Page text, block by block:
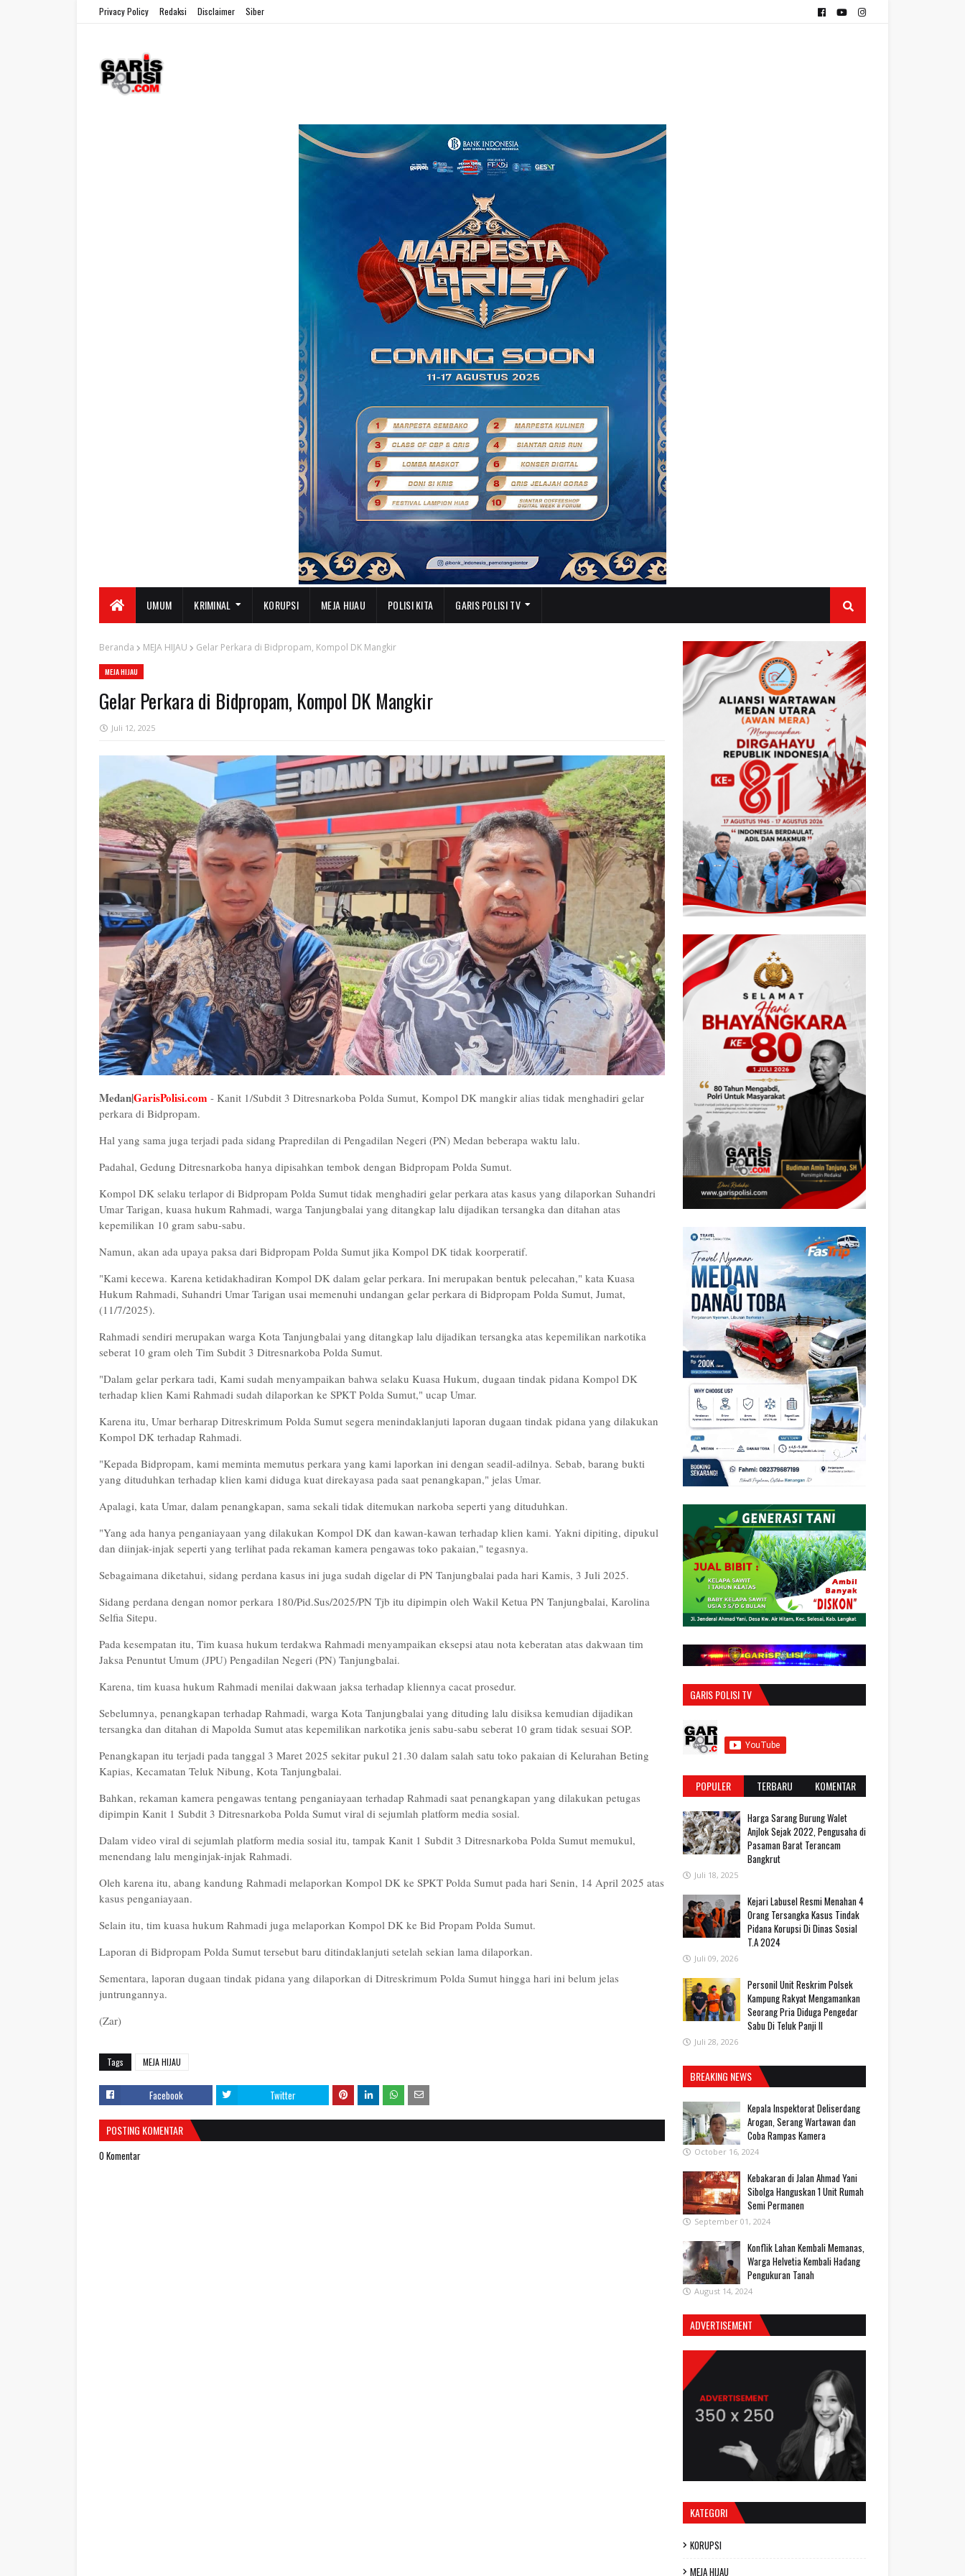
Privacy Policy Redaksi Disclaimer Siber
UMUM KRIMINAL KORUPSI MEJA HIJAU POLISI KITA GARIS POLISI TV
Beranda MEJA HIJAU Gelar Perkara di Bidpropam, Kompol DK Mangkir
MEJA HIJAU
Gelar Perkara di Bidpropam, Kompol DK Mangkir
Juli 12, 2025
Medan|GarisPolisi.com - Kanit 1/Subdit 3 Ditresnarkoba Polda Sumut, Kompol DK mangkir alias tidak menghadiri gelar
perkara di Bidpropam.
Hal yang sama juga terjadi pada sidang Prapredilan di Pengadilan Negeri (PN) Medan beberapa waktu lalu.
Padahal, Gedung Ditresnarkoba hanya dipisahkan tembok dengan Bidpropam Polda Sumut.
Kompol DK selaku terlapor di Bidpropam Polda Sumut tidak menghadiri gelar perkara atas kasus yang dilaporkan Suhandri
Umar Tarigan, kuasa hukum Rahmadi, warga Tanjungbalai yang ditangkap lalu dijadikan tersangka dan ditahan atas
kepemilikan 10 gram sabu-sabu.
Namun, akan ada upaya paksa dari Bidpropam Polda Sumut jika Kompol DK tidak koorperatif.
"Kami kecewa. Karena ketidakhadiran Kompol DK dalam gelar perkara. Ini merupakan bentuk pelecahan," kata Kuasa
Hukum Rahmadi, Suhandri Umar Tarigan usai memenuhi undangan gelar perkara di Bidpropam Polda Sumut, Jumat,
(11/7/2025).
Rahmadi sendiri merupakan warga Kota Tanjungbalai yang ditangkap lalu dijadikan tersangka atas kepemilikan narkotika
seberat 10 gram oleh Tim Subdit 3 Ditresnarkoba Polda Sumut.
"Dalam gelar perkara tadi, Kami sudah menyampaikan bahwa selaku Kuasa Hukum, dugaan tindak pidana Kompol DK
terhadap klien Kami Rahmadi sudah dilaporkan ke SPKT Polda Sumut," ucap Umar.
Karena itu, Umar berharap Ditreskrimum Polda Sumut segera menindaklanjuti laporan dugaan tindak pidana yang dilakukan
Kompol DK terhadap Rahmadi.
"Kepada Bidpropam, kami meminta memutus perkara yang kami laporkan ini dengan seadil-adilnya. Sebab, barang bukti
yang dituduhkan terhadap klien kami diduga kuat direkayasa pada saat penangkapan," jelas Umar.
Apalagi, kata Umar, dalam penangkapan, sama sekali tidak ditemukan narkoba seperti yang dituduhkan.
"Yang ada hanya penganiayaan yang dilakukan Kompol DK dan kawan-kawan terhadap klien kami. Yakni dipiting, dipukul
dan diinjak-injak seperti yang terlihat pada rekaman kamera pengawas toko pakaian," tegasnya.
Sebagaimana diketahui, sidang perdana kasus ini juga sudah digelar di PN Tanjungbalai pada hari Kamis, 3 Juli 2025.
Sidang perdana dengan nomor perkara 180/Pid.Sus/2025/PN Tjb itu dipimpin oleh Wakil Ketua PN Tanjungbalai, Karolina
Selfia Sitepu.
Pada kesempatan itu, Tim kuasa hukum terdakwa Rahmadi menyampaikan eksepsi atau nota keberatan atas dakwaan tim
Jaksa Penuntut Umum (JPU) Pengadilan Negeri (PN) Tanjungbalai.
Karena, tim kuasa hukum Rahmadi menilai dakwaan jaksa terhadap kliennya cacat prosedur.
Sebelumnya, penangkapan terhadap Rahmadi, warga Kota Tanjungbalai yang dituding lalu disiksa kemudian dijadikan
tersangka dan ditahan di Mapolda Sumut atas kepemilikan narkotika jenis sabu-sabu seberat 10 gram tidak sesuai SOP.
Penangkapan itu terjadi pada tanggal 3 Maret 2025 sekitar pukul 21.30 dalam salah satu toko pakaian di Kelurahan Beting
Kapias, Kecamatan Teluk Nibung, Kota Tanjungbalai.
Bahkan, rekaman kamera pengawas tentang penganiayaan terhadap Rahmadi saat penangkapan yang dilakukan petugas
dipimpin Kanit 1 Subdit 3 Ditresnarkoba Polda Sumut viral di sejumlah platform media sosial.
Dalam video viral di sejumlah platform media sosial itu, tampak Kanit 1 Subdit 3 Ditresnarkoba Polda Sumut memukul,
menendang lalu menginjak-injak Rahmadi.
Oleh karena itu, abang kandung Rahmadi melaporkan Kompol DK ke SPKT Polda Sumut pada hari Senin, 14 April 2025 atas
kasus penganiayaan.
Selain itu, tim kuasa hukum Rahmadi juga melaporkan Kompol DK ke Bid Propam Polda Sumut.
Laporan di Bidpropam Polda Sumut tersebut baru ditindaklanjuti setelah sekian lama dilaporkan.
Sementara, laporan dugaan tindak pidana yang dilaporkan di Ditreskrimum Polda Sumut hingga hari ini belum jelas
juntrungannya.
(Zar)
Tags MEJA HIJAU
Facebook Twitter
POSTING KOMENTAR
0 Komentar
GARIS POLISI TV
POPULER TERBARU KOMENTAR
Harga Sarang Burung Walet
Anjlok Sejak 2022, Pengusaha di
Pasaman Barat Terancam
Bangkrut
Juli 18, 2025
‎Kejari Labusel Resmi Menahan 4
Orang Tersangka Kasus Tindak
Pidana Korupsi Di Dinas Sosial
T.A 2024
Juli 09, 2026
Personil Unit Reskrim Polsek
Kampung Rakyat Mengamankan
Seorang Pria Diduga Pengedar
Sabu Di Teluk Panji II
Juli 28, 2026
BREAKING NEWS
Kepala Inspektorat Deliserdang
Arogan, Serang Wartawan dan
Coba Rampas Kamera
October 16, 2024
Kebakaran di Jalan Ahmad Yani
Sibolga Hanguskan 1 Unit Rumah
Semi Permanen
September 01, 2024
Konflik Lahan Kembali Memanas,
Warga Helvetia Kembali Hadang
Pengukuran Tanah
August 14, 2024
ADVERTISEMENT
KATEGORI
KORUPSI
MEJA HIJAU